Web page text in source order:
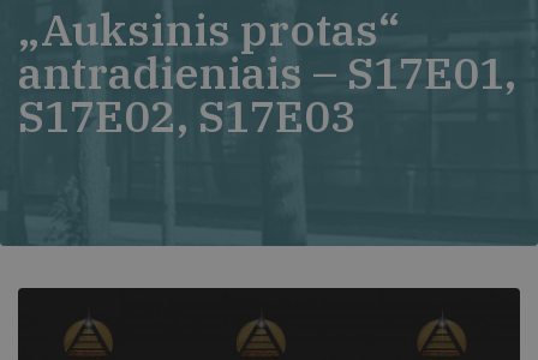
„Auksinis protas“
antradieniais – S17E01,
S17E02, S17E03